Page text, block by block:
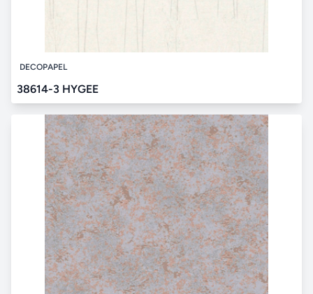
DECOPAPEL
38614-3 HYGEE